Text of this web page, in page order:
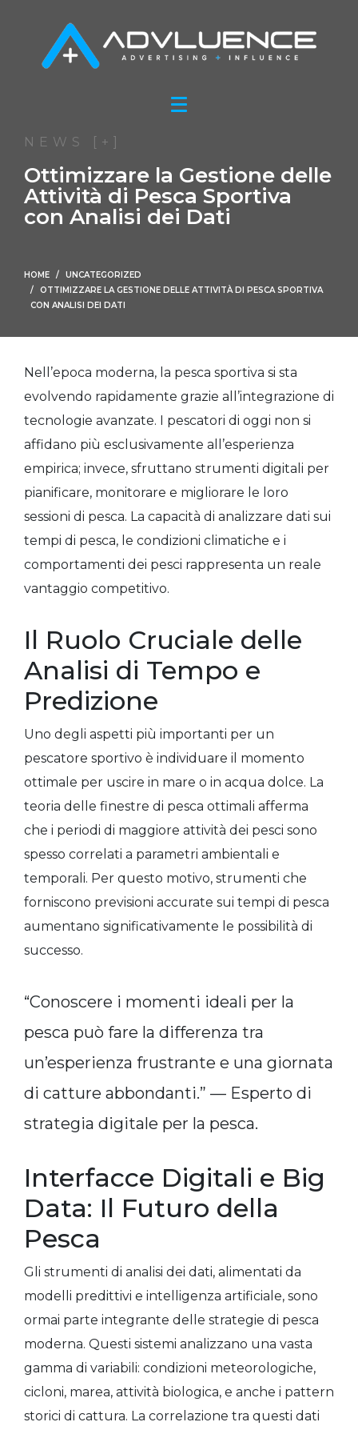
NEWS [+]
Ottimizzare la Gestione delle
Attività di Pesca Sportiva
con Analisi dei Dati
HOME
UNCATEGORIZED
OTTIMIZZARE LA GESTIONE DELLE ATTIVITÀ DI PESCA SPORTIVA
CON ANALISI DEI DATI
Nell’epoca moderna, la pesca sportiva si sta
evolvendo rapidamente grazie all’integrazione di
tecnologie avanzate. I pescatori di oggi non si
affidano più esclusivamente all’esperienza
empirica; invece, sfruttano strumenti digitali per
pianificare, monitorare e migliorare le loro
sessioni di pesca. La capacità di analizzare dati sui
tempi di pesca, le condizioni climatiche e i
comportamenti dei pesci rappresenta un reale
vantaggio competitivo.
Il Ruolo Cruciale delle
Analisi di Tempo e
Predizione
Uno degli aspetti più importanti per un
pescatore sportivo è individuare il momento
ottimale per uscire in mare o in acqua dolce. La
teoria delle finestre di pesca ottimali afferma
che i periodi di maggiore attività dei pesci sono
spesso correlati a parametri ambientali e
temporali. Per questo motivo, strumenti che
forniscono previsioni accurate sui tempi di pesca
aumentano significativamente le possibilità di
successo.
“Conoscere i momenti ideali per la
pesca può fare la differenza tra
un’esperienza frustrante e una giornata
di catture abbondanti.” — Esperto di
strategia digitale per la pesca.
Interfacce Digitali e Big
Data: Il Futuro della
Pesca
Gli strumenti di analisi dei dati, alimentati da
modelli predittivi e intelligenza artificiale, sono
ormai parte integrante delle strategie di pesca
moderna. Questi sistemi analizzano una vasta
gamma di variabili: condizioni meteorologiche,
cicloni, marea, attività biologica, e anche i pattern
storici di cattura. La correlazione tra questi dati